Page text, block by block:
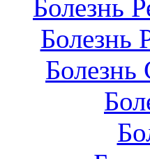
Болезнь
Болезнь
Болезнь